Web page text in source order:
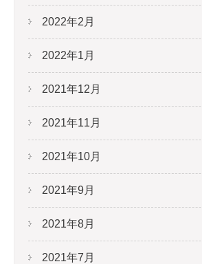
2022年2月
2022年1月
2021年12月
2021年11月
2021年10月
2021年9月
2021年8月
2021年7月